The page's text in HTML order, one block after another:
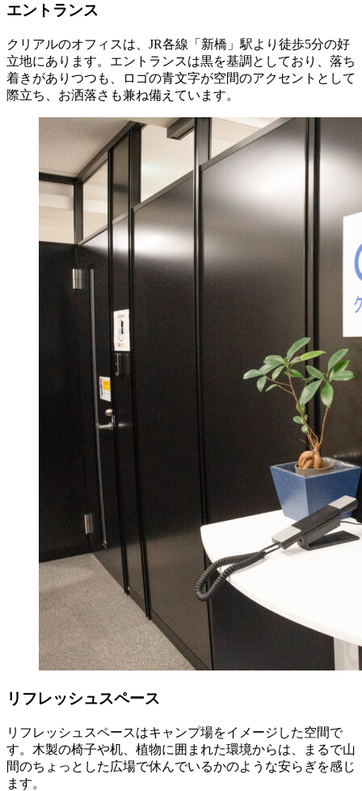
エントランス
クリアルのオフィスは、JR各線「新橋」駅より徒歩5分の好
立地にあります。エントランスは黒を基調としており、落ち
着きがありつつも、ロゴの青文字が空間のアクセントとして
際立ち、お洒落さも兼ね備えています。
リフレッシュスペース
リフレッシュスペースはキャンプ場をイメージした空間で
す。木製の椅子や机、植物に囲まれた環境からは、まるで山
間のちょっとした広場で休んでいるかのような安らぎを感じ
ます。